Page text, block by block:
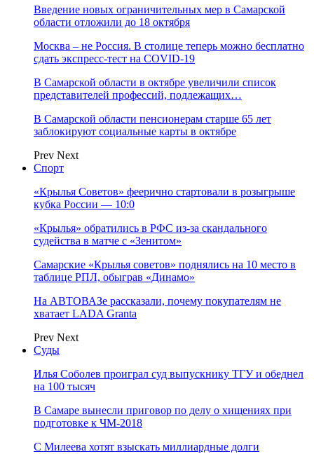
Введение новых ограничительных мер в Самарской
области отложили до 18 октября
Москва – не Россия. В столице теперь можно бесплатно
сдать экспресс-тест на COVID-19
В Самарской области в октябре увеличили список
представителей профессий, подлежащих…
В Самарской области пенсионерам старше 65 лет
заблокируют социальные карты в октябре
Prev Next
Спорт
«Крылья Советов» феерично стартовали в розыгрыше
кубка России — 10:0
«Крылья» обратились в РФС из-за скандального
судейства в матче с «Зенитом»
Самарские «Крылья советов» поднялись на 10 место в
таблице РПЛ, обыграв «Динамо»
На АВТОВАЗе рассказали, почему покупателям не
хватает LADA Granta
Prev Next
Суды
Илья Соболев проиграл суд выпускнику ТГУ и обеднел
на 100 тысяч
В Самаре вынесли приговор по делу о хищениях при
подготовке к ЧМ-2018
С Милеева хотят взыскать миллиардные долги